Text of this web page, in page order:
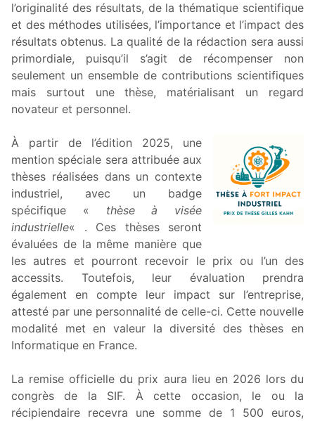
l’originalité des résultats, de la thématique scientifique
et des méthodes utilisées, l’importance et l’impact des
résultats obtenus. La qualité de la rédaction sera aussi
primordiale, puisqu’il s’agit de récompenser non
seulement un ensemble de contributions scientifiques
mais surtout une thèse, matérialisant un regard
novateur et personnel.
À partir de l’édition 2025, une
mention spéciale sera attribuée aux
thèses réalisées dans un contexte
industriel, avec un badge
spécifique « thèse à visée
industrielle« . Ces thèses seront
évaluées de la même manière que
les autres et pourront recevoir le prix ou l’un des
accessits. Toutefois, leur évaluation prendra
également en compte leur impact sur l’entreprise,
attesté par une personnalité de celle-ci. Cette nouvelle
modalité met en valeur la diversité des thèses en
Informatique en France.
La remise officielle du prix aura lieu en 2026 lors du
congrès de la SIF. À cette occasion, le ou la
récipiendaire recevra une somme de 1 500 euros,